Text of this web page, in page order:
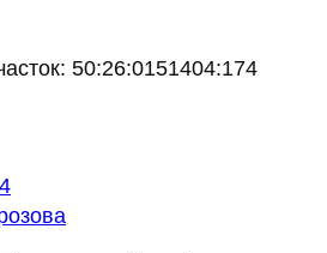
50:26:0151404:174